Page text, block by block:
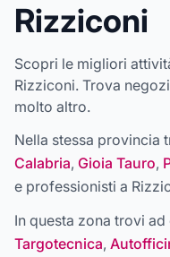
Rizziconi
Scopri le migliori
Rizziconi. Trova
molto altro.
Nella stessa provincia
Calabria, Gioia Tauro,
e professionisti a
In questa zona trovi ad
Targotecnica,